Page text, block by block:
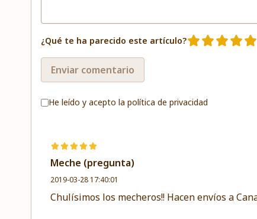
¿Qué te ha parecido este artículo?
Enviar comentario
He leído y acepto la política de privacidad
Meche (pregunta)
2019-03-28 17:40:01
Chulísimos los mecheros!! Hacen envíos a